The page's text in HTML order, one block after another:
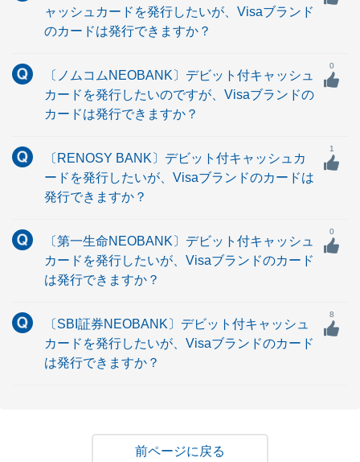
ャッシュカードを発行したいが、Visaブランド
のカードは発行できますか？
〔ノムコムNEOBANK〕デビット付キャッシュ
カードを発行したいのですが、Visaブランドの
カードは発行できますか？
0
〔RENOSY BANK〕デビット付キャッシュカ
ードを発行したいが、Visaブランドのカードは
発行できますか？
1
〔第一生命NEOBANK〕デビット付キャッシュ
カードを発行したいが、Visaブランドのカード
は発行できますか？
0
〔SBI証券NEOBANK〕デビット付キャッシュ
カードを発行したいが、Visaブランドのカード
は発行できますか？
8
戻る